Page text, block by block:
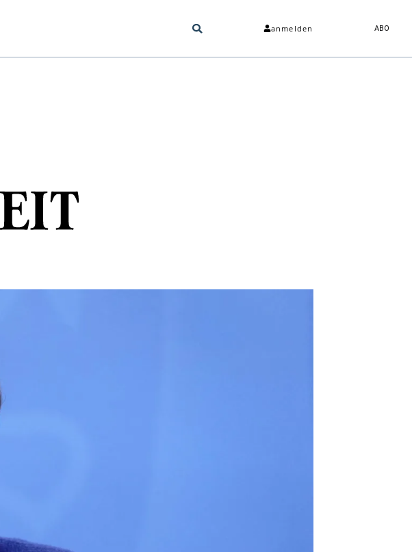
anmelden ABO